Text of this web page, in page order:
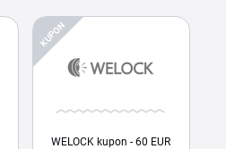
KUPON
WELOCK kupon - 60 EUR